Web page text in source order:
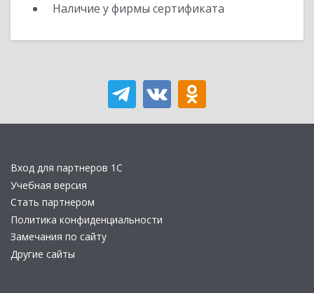
Наличие у фирмы сертификата
Вход для партнеров 1С
Учебная версия
Стать партнером
Политика конфиденциальности
Замечания по сайту
Другие сайты